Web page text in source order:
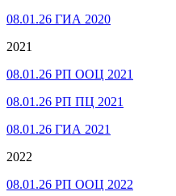
08.01.26 ГИА 2020
2021
08.01.26 РП ООЦ 2021
08.01.26 РП ПЦ 2021
08.01.26 ГИА 2021
2022
08.01.26 РП ООЦ 2022